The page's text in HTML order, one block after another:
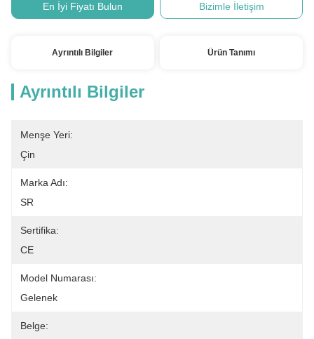
En İyi Fiyatı Bulun Bizimle İletişim
Ayrıntılı Bilgiler Ürün Tanımı
Ayrıntılı Bilgiler
Menşe Yeri:
Çin
Marka Adı:
SR
Sertifika:
CE
Model Numarası:
Gelenek
Belge: